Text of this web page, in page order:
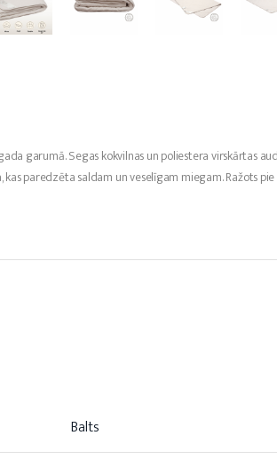
garumā. Segas kokvilnas un poliestera virskārtas
paredzēta saldam un veselīgam miegam. Ražots pie
Balts